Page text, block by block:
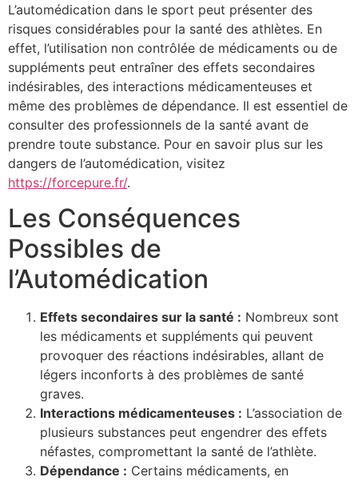
L’automédication dans le sport peut présenter des
risques considérables pour la santé des athlètes. En
effet, l’utilisation non contrôlée de médicaments ou de
suppléments peut entraîner des effets secondaires
indésirables, des interactions médicamenteuses et
même des problèmes de dépendance. Il est essentiel de
consulter des professionnels de la santé avant de
prendre toute substance. Pour en savoir plus sur les
dangers de l’automédication, visitez
https://forcepure.fr/.
Les Conséquences
Possibles de
l’Automédication
Effets secondaires sur la santé : Nombreux sont
les médicaments et suppléments qui peuvent
provoquer des réactions indésirables, allant de
légers inconforts à des problèmes de santé
graves.
Interactions médicamenteuses : L’association de
plusieurs substances peut engendrer des effets
néfastes, compromettant la santé de l’athlète.
Dépendance : Certains médicaments, en